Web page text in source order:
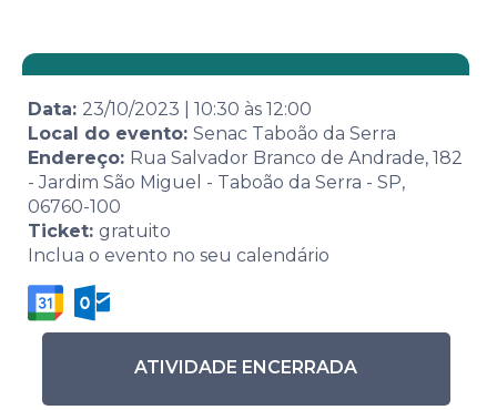
Data: 23/10/2023 10:30 às 12:00
Local do evento: Senac Taboão da Serra
Endereço: Rua Salvador Branco de Andrade, 182
- Jardim São Miguel - Taboão da Serra - SP,
06760-100
Ticket: gratuito
Inclua o evento no seu calendário
ATIVIDADE ENCERRADA